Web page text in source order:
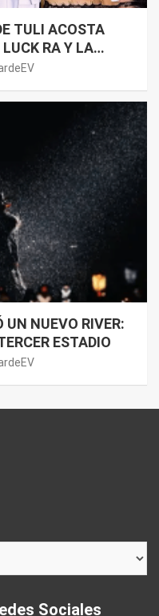
TULI ACOSTA
LUCK RA Y LA
NUEVO RIVER:
ESTADIO
Sociales